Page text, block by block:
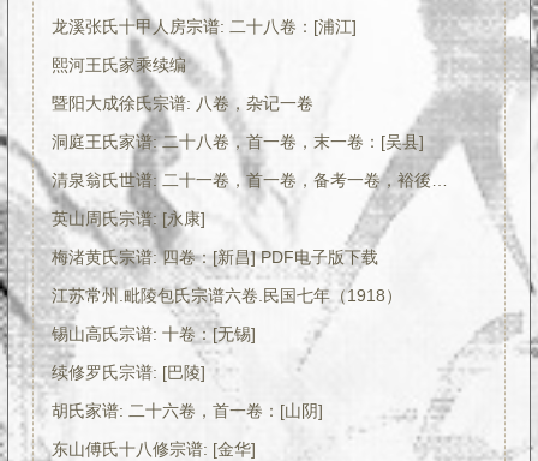
龙溪张氏十甲人房宗谱: 二十八卷：[浦江]
熙河王氏家乘续编
暨阳大成徐氏宗谱: 八卷，杂记一卷
洞庭王氏家谱: 二十八卷，首一卷，末一卷：[吴县]
清泉翁氏世谱: 二十一卷，首一卷，备考一卷，裕後一卷：[寿昌]
英山周氏宗谱: [永康]
梅渚黄氏宗谱: 四卷：[新昌] PDF电子版下载
江苏常州.毗陵包氏宗谱六卷.民国七年（1918）
锡山高氏宗谱: 十卷：[无锡]
续修罗氏宗谱: [巴陵]
胡氏家谱: 二十六卷，首一卷：[山阴]
东山傅氏十八修宗谱: [金华]